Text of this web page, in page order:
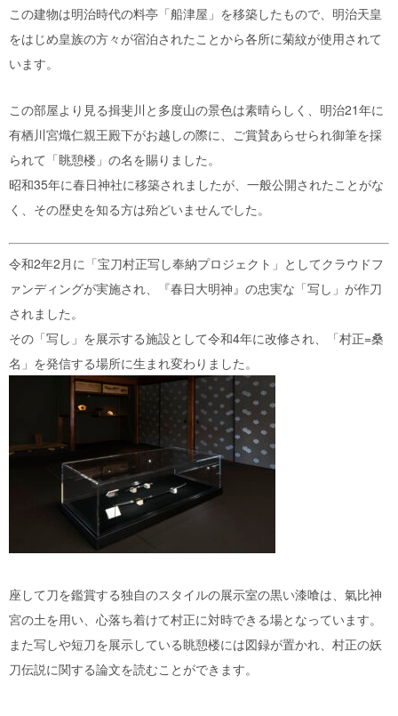
この建物は明治時代の料亭「船津屋」を移築したもので、明治天皇
をはじめ皇族の方々が宿泊されたことから各所に菊紋が使用されて
います。
この部屋より見る揖斐川と多度山の景色は素晴らしく、明治21年に
有栖川宮熾仁親王殿下がお越しの際に、ご賞賛あらせられ御筆を採
られて「眺憩楼」の名を賜りました。
昭和35年に春日神社に移築されましたが、一般公開されたことがな
く、その歴史を知る方は殆どいませんでした。
令和2年2月に「宝刀村正写し奉納プロジェクト」としてクラウドフ
ァンディングが実施され、『春日大明神』の忠実な「写し」が作刀
されました。
その「写し」を展示する施設として令和4年に改修され、「村正=桑
名」を発信する場所に生まれ変わりました。
座して刀を鑑賞する独自のスタイルの展示室の黒い漆喰は、氣比神
宮の土を用い、心落ち着けて村正に対時できる場となっています。
また写しや短刀を展示している眺憩楼には図録が置かれ、村正の妖
刀伝説に関する論文を読むことができます。